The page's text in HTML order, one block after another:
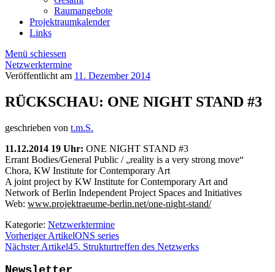
Raumangebote
Projektraumkalender
Links
Menü schiessen
Netzwerktermine
Veröffentlicht am 11. Dezember 2014
RÜCKSCHAU: ONE NIGHT STAND #3
geschrieben von t.m.S.
11.12.2014 19 Uhr: ONE NIGHT STAND #3
Errant Bodies/General Public / „reality is a very strong move“
Chora, KW Institute for Contemporary Art
A joint project by KW Institute for Contemporary Art and
Network of Berlin Independent Project Spaces and Initiatives
Web: www.projektraeume-berlin.net/one-night-stand/
Kategorie: Netzwerktermine
Vorheriger ArtikelONS series
Nächster Artikel45. Strukturtreffen des Netzwerks